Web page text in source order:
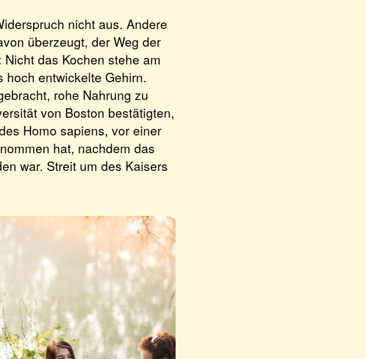
nicht aus. Andere
überzeugt, der Weg der
das Kochen stehe am
entwickelte Gehirn.
rohe Nahrung zu
von Boston bestätigten,
Homo sapiens, vor einer
hat, nachdem das
war. Streit um des Kaisers